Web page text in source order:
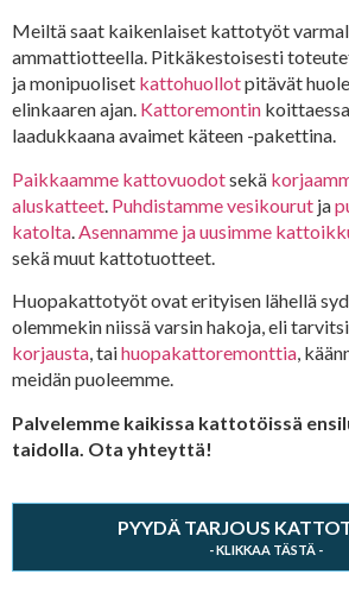
Meiltä saat kaikenlaiset kattotyöt
ammattiotteella. Pitkäkestoisesti
ja monipuoliset kattohuollotpitävät
elinkaaren ajan. Kattoremontin
laadukkaana avaimet käteen -pakettina.
Paikkaamme kattovuodotsekä
aluskatteet Puhdistamme vesikourut ja
katolta Asennamme ja uusimme
sekä muut kattotuotteet.
Huopakattotyöt ovat erityisen lähellä
olemmekin niissä varsin hakoja, eli
korjausta, taihuopakattoremonttia,
meidän puoleemme.
Palvelemme kaikissa kattotöissä
taidolla. Ota yhteyttä!
PYYDÄ TARJOUS